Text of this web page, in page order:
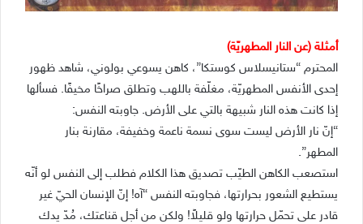
أمثلة (عن النار المطهريّة)
المحترم “ستانيسلاس كوستكا”، كاهن يسوعي بولوني، شاهد ظهور
إحدى الأنفس المطهريّة، مغلّفة باللهب وتطلق صراخًا مخيفًا. فسألها
إذا كانت هذه النار شبيهة بالتي على الأرض. جاوبته النفس:
“إنّ نار الأرض ليست سوى نسمة ناعمة وخفيفة، مقارنة بنار
المطهر”.
استصعب الكاهن الطيّب تصديق هذا الكلام فطلب إلى النفس لو أنّه
يستطيع الشعور بحرارتها، فجاوبته النفس “آه! إنّ الإنسان الحيّ غير
قادر على تحمّل حرارتها ولو قليلاً! ولكن من أجل قناعتك، مُدّ يدك